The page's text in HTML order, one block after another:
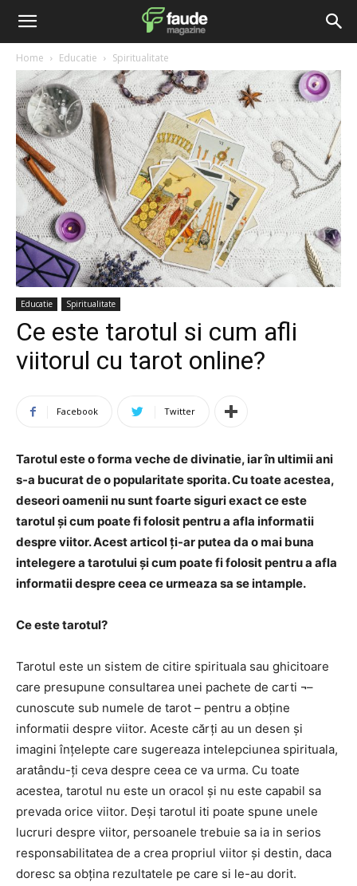
Home Educatie Spiritualitate
Educatie Spiritualitate
Ce este tarotul si cum afli
viitorul cu tarot online?
Facebook Twitter
Tarotul este o forma veche de divinatie, iar în ultimii ani
s-a bucurat de o popularitate sporita. Cu toate acestea,
deseori oamenii nu sunt foarte siguri exact ce este
tarotul și cum poate fi folosit pentru a afla informatii
despre viitor. Acest articol ți-ar putea da o mai buna
intelegere a tarotului și cum poate fi folosit pentru a afla
informatii despre ceea ce urmeaza sa se intample.
Ce este tarotul?
Tarotul este un sistem de citire spirituala sau ghicitoare
care presupune consultarea unei pachete de carti ¬–
cunoscute sub numele de tarot – pentru a obține
informatii despre viitor. Aceste cărți au un desen și
imagini înțelepte care sugereaza intelepciunea spirituala,
aratându-ți ceva despre ceea ce va urma. Cu toate
acestea, tarotul nu este un oracol și nu este capabil sa
prevada orice viitor. Deși tarotul iti poate spune unele
lucruri despre viitor, persoanele trebuie sa ia in serios
responsabilitatea de a crea propriul viitor și destin, daca
doresc sa obțina rezultatele pe care si le-au dorit.